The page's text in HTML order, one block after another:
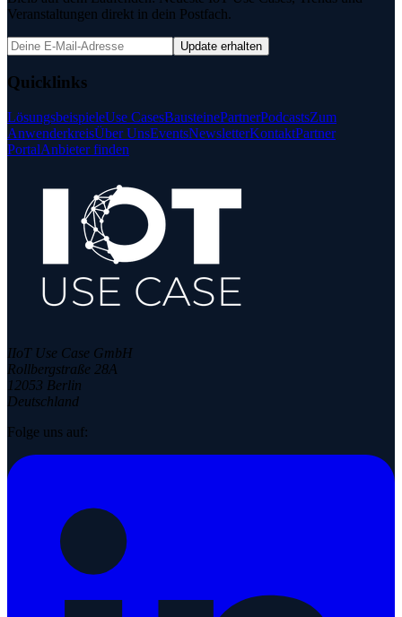
Veranstaltungen direkt in dein Postfach.
Update erhalten
Quicklinks
LösungsbeispieleUse CasesBausteinePartnerPodcastsZum
AnwenderkreisÜber UnsEventsNewsletterKontaktPartner
PortalAnbieter finden
IIoT Use Case GmbH
Rollbergstraße 28A
12053 Berlin
Deutschland
Folge uns auf: